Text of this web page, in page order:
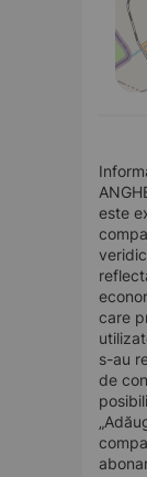
este
care
s-au
de